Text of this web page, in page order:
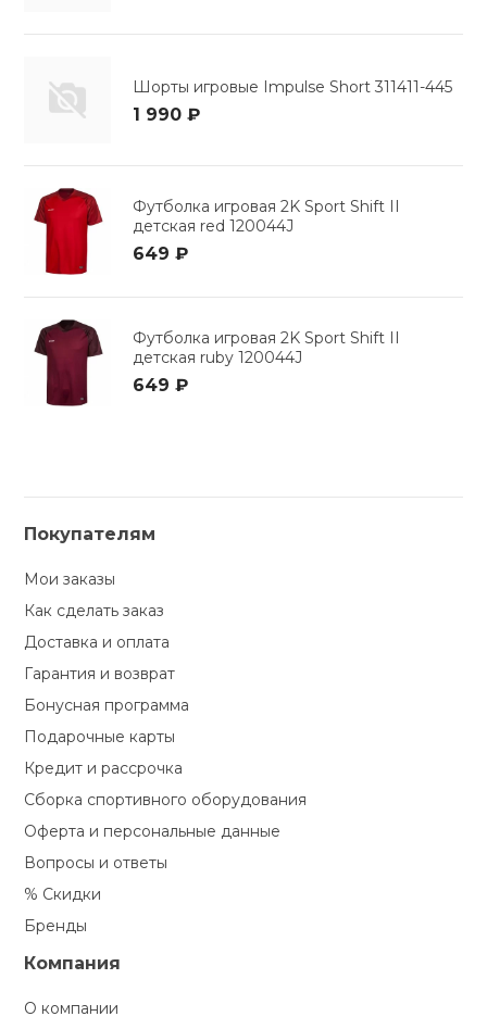
Шорты игровые Impulse Short 311411-445
1 990 ₽
Футболка игровая 2K Sport Shift II
детская red 120044J
649 ₽
Футболка игровая 2K Sport Shift II
детская ruby 120044J
649 ₽
Покупателям
Мои заказы
Как сделать заказ
Доставка и оплата
Гарантия и возврат
Бонусная программа
Подарочные карты
Кредит и рассрочка
Сборка спортивного оборудования
Оферта и персональные данные
Вопросы и ответы
% Скидки
Бренды
Компания
О компании